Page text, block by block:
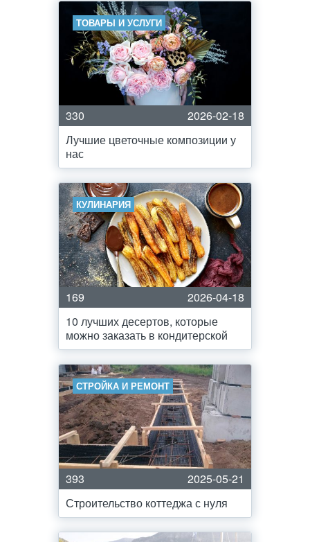
ТОВАРЫ И УСЛУГИ
330
2026-02-18
Лучшие цветочные композиции у
нас
КУЛИНАРИЯ
169
2026-04-18
10 лучших десертов, которые
можно заказать в кондитерской
СТРОЙКА И РЕМОНТ
393
2025-05-21
Строительство коттеджа с нуля